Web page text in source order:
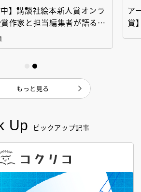
Up ピックアップ記事
中】講談社絵本新人賞オンラ
作家と担当編集者が語る
」
ア
賞
もっと見る